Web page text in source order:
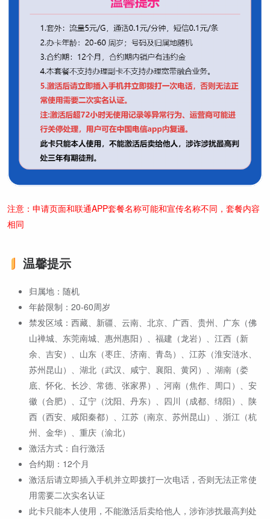
注意：申请页面和联通APP套餐名称可能和宣传名称不同，套餐内容
相同
温馨提示
归属地：随机
年龄限制：20-60周岁
禁发区域：西藏、新疆、云南、北京、广西、贵州、广东（佛
山禅城、东莞南城、惠州惠阳）、福建（龙岩）、江西（新
余、吉安）、山东（枣庄、济南、青岛）、江苏（淮安涟水、
苏州昆山）、湖北（武汉、咸宁、襄阳、黄冈）、湖南（娄
底、怀化、长沙、常德、张家界）、河南（焦作、周口）、安
徽（合肥）、辽宁（沈阳、丹东）、四川（成都、绵阳）、陕
西（西安、咸阳秦都）、江苏（南京、苏州昆山）、浙江（杭
州、金华）、重庆（渝北）
激活方式：自行激活
合约期：12个月
激活后请立即插入手机并立即拨打一次电话，否则无法正常使
用需要二次实名认证
此卡只能本人使用，不能激活后卖给他人，涉诈涉扰最高判处